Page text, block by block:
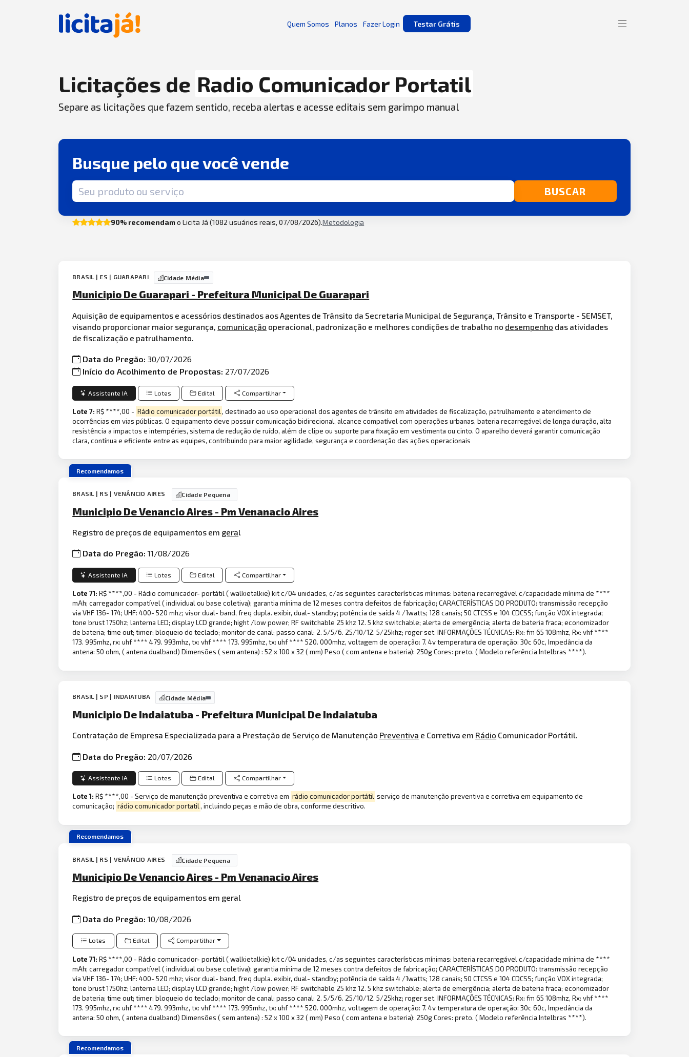
Quem Somos Planos Fazer Login Testar Grátis
Licitações de Radio Comunicador Portatil
Separe as licitações que fazem sentido, receba alertas e acesse editais sem garimpo manual
Busque pelo que você vende
Termo de busca BUSCAR
90% recomendamo Licita Já (1082 usuários reais, 07/08/2026).Metodologia
BRASIL | ES | GUARAPARI Cidade Média
Municipio De Guarapari - Prefeitura Municipal De Guarapari
Aquisição de equipamentos e acessórios destinados aos Agentes de Trânsito da Secretaria Municipal de Segurança, Trânsito e Transporte - SEMSET,
visando proporcionar maior segurança, comunicação operacional, padronização e melhores condições de trabalho no desempenho das atividades
de fiscalização e patrulhamento.
Data do Pregão:30/07/2026
Início do Acolhimento de Propostas: 27/07/2026
Assistente IA Lotes Edital Compartilhar
Lote 7:R$ ****,00 - Rádio comunicador portátil, destinado ao uso operacional dos agentes de trânsito em atividades de fiscalização, patrulhamento e atendimento de
ocorrências em vias públicas. O equipamento deve possuir comunicação bidirecional, alcance compatível com operações urbanas, bateria recarregável de longa duração, alta
resistência a impactos e intempéries, sistema de redução de ruído, além de clipe ou suporte para fixação em vestimenta ou cinto. O aparelho deverá garantir comunicação
clara, contínua e eficiente entre as equipes, contribuindo para maior agilidade, segurança e coordenação das ações operacionais
Recomendamos
BRASIL | RS | VENÂNCIO AIRES Cidade Pequena
Municipio De Venancio Aires - Pm Venanacio Aires
Registro de preços de equipamentos em geral
Data do Pregão:11/08/2026
Assistente IA Lotes Edital Compartilhar
Lote 71:R$ ****,00 - Rádio comunicador- portátil ( walkietalkie) kit c/04 unidades, c/as seguintes características mínimas: bateria recarregável c/capacidade mínima de ****
mAh; carregador compatível ( individual ou base coletiva); garantia mínima de 12 meses contra defeitos de fabricação; CARACTERÍSTICAS DO PRODUTO: transmissão recepção
via VHF 136- 174; UHF: 400- 520 mhz; visor dual- band, freq dupla. exibir, dual- standby; potência de saída 4 /1watts; 128 canais; 50 CTCSS e 104 CDCSS; função VOX integrada;
tone brust 1750hz; lanterna LED; display LCD grande; hight /low power; RF switchable 25 khz 12. 5 khz switchable; alerta de emergência; alerta de bateria fraca; economizador
de bateria; time out; timer; bloqueio do teclado; monitor de canal; passo canal: 2. 5/5/6. 25/10/12. 5/25khz; roger set. INFORMAÇÕES TÉCNICAS: Rx: fm 65 108mhz, Rx: vhf ****
173. 995mhz, rx: uhf **** 479. 993mhz, tx: vhf **** 173. 995mhz, tx: uhf **** 520. 000mhz, voltagem de operação: 7. 4v temperatura de operação: 30c 60c, Impedância da
antena: 50 ohm, ( antena dualband) Dimensões ( sem antena) : 52 x 100 x 32 ( mm) Peso ( com antena e bateria): 250g Cores: preto. ( Modelo referência Intelbras ****).
BRASIL | SP | INDAIATUBA Cidade Média
Municipio De Indaiatuba - Prefeitura Municipal De Indaiatuba
Contratação de Empresa Especializada para a Prestação de Serviço de Manutenção Preventiva e Corretiva em Rádio Comunicador Portátil.
Data do Pregão: 20/07/2026
Assistente IA Lotes Edital Compartilhar
Lote 1:R$ ****,00 - Serviço de manutenção preventiva e corretiva em rádio comunicador portátil serviço de manutenção preventiva e corretiva em equipamento de
comunicação; rádio comunicador portatil, incluindo peças e mão de obra, conforme descritivo.
Recomendamos
BRASIL | RS | VENÂNCIO AIRES Cidade Pequena
Municipio De Venancio Aires - Pm Venanacio Aires
Registro de preços de equipamentos em geral
Data do Pregão:10/08/2026
Lotes Edital Compartilhar
Lote 71:R$ ****,00 - Rádio comunicador- portátil ( walkietalkie) kit c/04 unidades, c/as seguintes características mínimas: bateria recarregável c/capacidade mínima de ****
mAh; carregador compatível ( individual ou base coletiva); garantia mínima de 12 meses contra defeitos de fabricação; CARACTERÍSTICAS DO PRODUTO: transmissão recepção
via VHF 136- 174; UHF: 400- 520 mhz; visor dual- band, freq dupla. exibir, dual- standby; potência de saída 4 /1watts; 128 canais; 50 CTCSS e 104 CDCSS; função VOX integrada;
tone brust 1750hz; lanterna LED; display LCD grande; hight /low power; RF switchable 25 khz 12. 5 khz switchable; alerta de emergência; alerta de bateria fraca; economizador
de bateria; time out; timer; bloqueio do teclado; monitor de canal; passo canal: 2. 5/5/6. 25/10/12. 5/25khz; roger set. INFORMAÇÕES TÉCNICAS: Rx: fm 65 108mhz, Rx: vhf ****
173. 995mhz, rx: uhf **** 479. 993mhz, tx: vhf **** 173. 995mhz, tx: uhf **** 520. 000mhz, voltagem de operação: 7. 4v temperatura de operação: 30c 60c, Impedância da
antena: 50 ohm, ( antena dualband) Dimensões ( sem antena) : 52 x 100 x 32 ( mm) Peso ( com antena e bateria): 250g Cores: preto. ( Modelo referência Intelbras ****).
Recomendamos